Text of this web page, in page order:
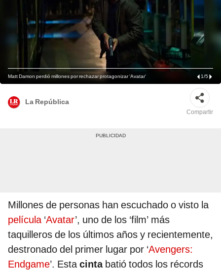
Matt Damon perdió millones por rechazar protagonizar ‘Avatar’ 1/5
La República
Compartir
Millones de personas han escuchado o visto la
película‘Avatar’, uno de los ‘film’ más
taquilleros de los últimos años y recientemente,
destronado del primer lugar por ‘Avengers:
Endgame’. Estacintabatió todos los récords